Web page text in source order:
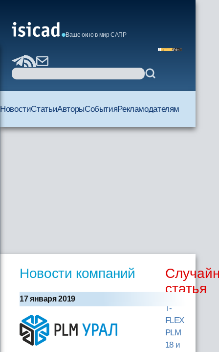
Ваше окно в мир САПР
НовостиСтатьиАвторыСобытияРекламодателям
Новости компаний
17 января 2019
статья
T-
FLEX
PLM
18 и